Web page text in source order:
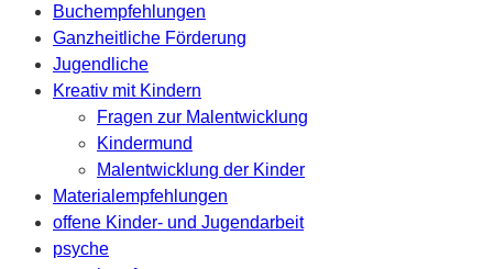
Buchempfehlungen
Ganzheitliche Förderung
Jugendliche
Kreativ mit Kindern
Fragen zur Malentwicklung
Kindermund
Malentwicklung der Kinder
Materialempfehlungen
offene Kinder- und Jugendarbeit
psyche